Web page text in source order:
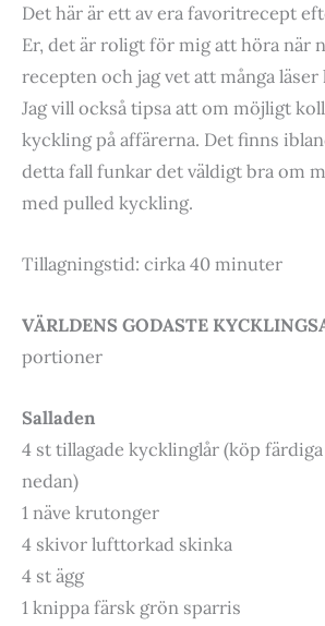
Det här är ett av era favoritrecept
Er, det är roligt för mig att höra när
recepten och jag vet att många
Jag vill också tipsa att om möjligt
kyckling på affärerna. Det finns
detta fall funkar det väldigt bra om
med pulled kyckling.
Tillagningstid: cirka 40 minuter
VÄRLDENS GODASTE
portioner
Salladen
4 st tillagade kycklinglår (köp
nedan)
1 näve krutonger
4 skivor lufttorkad skinka
4 st ägg
1 knippa färsk grön sparris